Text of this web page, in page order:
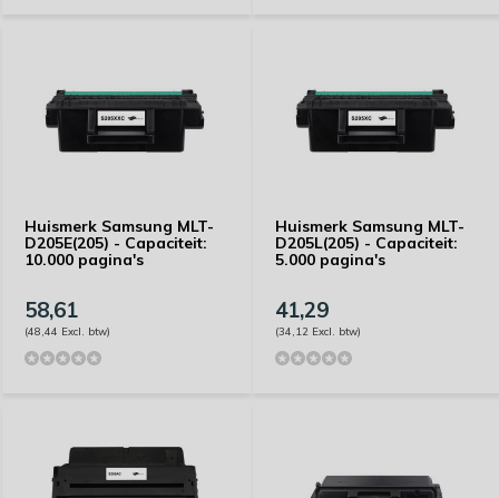
Huismerk Samsung MLT-
D205E(205) - Capaciteit:
10.000 pagina's
58,61
(48,44 Excl. btw)
Huismerk Samsung MLT-
D205L(205) - Capaciteit:
5.000 pagina's
41,29
(34,12 Excl. btw)